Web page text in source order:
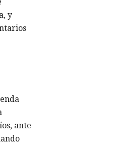
y
ante